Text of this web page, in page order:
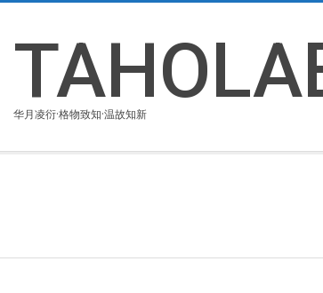
content
华月凌衍·格物致知·温故知新